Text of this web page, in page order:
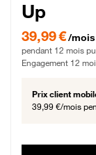
Up
39,99 € par mois
39,99 €/mois
pendant 12 mois
Engagement 12
Prix client
39,99 €/mois